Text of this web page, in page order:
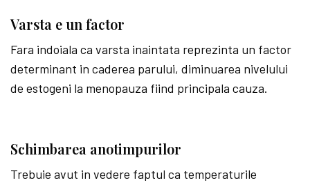
Varsta e un factor
Fara indoiala ca varsta inaintata reprezinta un factor
determinant in caderea parului, diminuarea nivelului
de estogeni la menopauza fiind principala cauza.
Schimbarea anotimpurilor
Trebuie avut in vedere faptul ca temperaturile